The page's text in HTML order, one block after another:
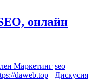
онлайн
Маркетинг seo
daweb.top Дискусия